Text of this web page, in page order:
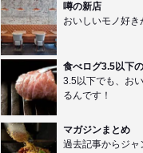
噂の新店
おいしいモノ好
食べログ3.5以下
3.5以下でも、お
るんです！
マガジンまとめ
過去記事からジャ